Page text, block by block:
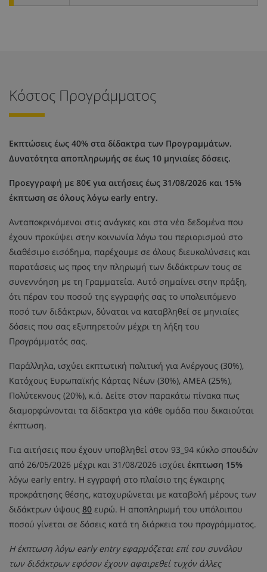
Κόστος Προγράμματος
Εκπτώσεις έως 40% στα δίδακτρα των Προγραμμάτων.
Δυνατότητα αποπληρωμής σε έως 10 μηνιαίες δόσεις.
Προεγγραφή με 80€ για αιτήσεις έως 31/08/2026 και 15%
έκπτωση σε όλους λόγω early entry.
Ανταποκρινόμενοι στις ανάγκες και στα νέα δεδομένα που
έχουν προκύψει στην κοινωνία λόγω του περιορισμού στο
διαθέσιμο εισόδημα, παρέχουμε σε όλους διευκολύνσεις και
παρατάσεις ως προς την πληρωμή των διδάκτρων τους σε
συνεννόηση με τη Γραμματεία. Αυτό σημαίνει στην πράξη,
ότι πέραν του ποσού της εγγραφής σας το υπολειπόμενο
ποσό των διδάκτρων, δύναται να καταβληθεί σε μηνιαίες
δόσεις που σας εξυπηρετούν μέχρι τη λήξη του
Προγράμματός σας.
Παράλληλα, ισχύει εκπτωτική πολιτική για Ανέργους (30%),
Κατόχους Ευρωπαϊκής Κάρτας Νέων (30%), ΑΜΕΑ (25%),
Πολύτεκνους (20%), κ.ά. Δείτε στον παρακάτω πίνακα πως
διαμορφώνονται τα δίδακτρα για κάθε ομάδα που δικαιούται
έκπτωση.
Για αιτήσεις που έχουν υποβληθεί στον 93_94 κύκλο σπουδών
από 26/05/2026 μέχρι και 31/08/2026 ισχύει έκπτωση 15%
λόγω early entry. Η εγγραφή στο πλαίσιο της έγκαιρης
προκράτησης θέσης, κατοχυρώνεται με καταβολή μέρους των
διδάκτρων ύψους 80 ευρώ. Η αποπληρωμή του υπόλοιπου
ποσού γίνεται σε δόσεις κατά τη διάρκεια του προγράμματος.
Η έκπτωση λόγω early entry εφαρμόζεται επί του συνόλου
των διδάκτρων εφόσον έχουν αφαιρεθεί τυχόν άλλες